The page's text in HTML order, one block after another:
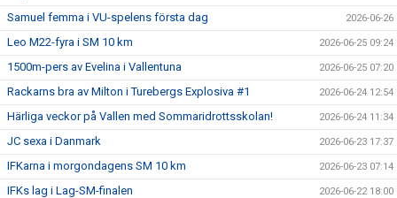
Samuel femma i VU-spelens första dag 2026-06-26
Leo M22-fyra i SM 10 km 2026-06-25 09:24
1500m-pers av Evelina i Vallentuna 2026-06-25 07:20
Rackarns bra av Milton i Turebergs Explosiva #1 2026-06-24 12:54
Härliga veckor på Vallen med Sommaridrottsskolan! 2026-06-24 11:34
JC sexa i Danmark 2026-06-23 17:37
IFKarna i morgondagens SM 10 km 2026-06-23 07:14
IFKs lag i Lag-SM-finalen 2026-06-22 18:00